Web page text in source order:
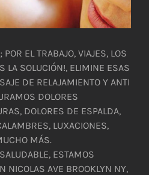
EL TRABAJO, VIAJES, LOS
LA SOLUCIÓN!, ELIMINE ESAS
DE RELAJAMIENTO Y ANTI
DOLORES
DOLORES DE ESPALDA,
LUXACIONES,
MÁS.
ESTAMOS
NICOLAS AVE BROOKLYN NY,